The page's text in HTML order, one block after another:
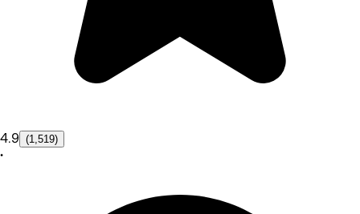
4.9 (1,519)
•